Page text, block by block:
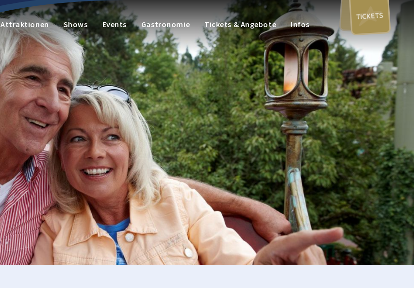
Attraktionen Shows Events Gastronomie Tickets & Angebote Infos
TICKETS